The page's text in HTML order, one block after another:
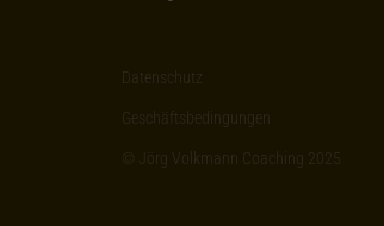
Datenschutz
Geschäftsbedingungen
© Jörg Volkmann Coaching 2025